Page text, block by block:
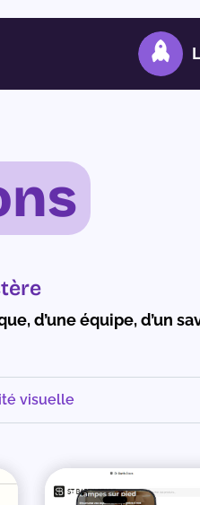
d’une équipe, d’un
visuelle